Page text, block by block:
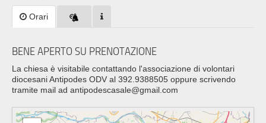
Orari
BENE APERTO SU PRENOTAZIONE
La chiesa è visitabile contattando l'associazione di volontari
diocesani Antipodes ODV al 392.9388505 oppure scrivendo
tramite mail ad antipodescasale@gmail.com